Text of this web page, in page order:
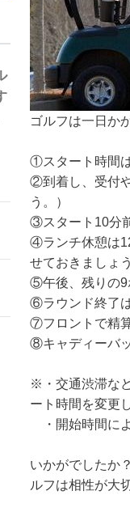
ゴルフは一日か
①スタート時間
②到着し、受付
う。）
③スタート10分
④ランチ休憩は
せておきましょ
⑤午後、残りの9
⑥ラウンド終了
⑦フロントで精
⑧キャディーバ
※・交通渋滞な
ート時間を変更
・開始時間に
いかがでしたか
ルフは相性が大